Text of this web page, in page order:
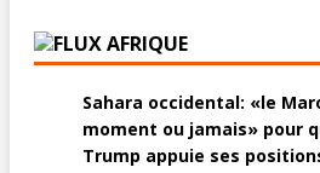
AFRIQUE
Sahara occidental: «le
moment ou jamais» pour
Trump appuie ses